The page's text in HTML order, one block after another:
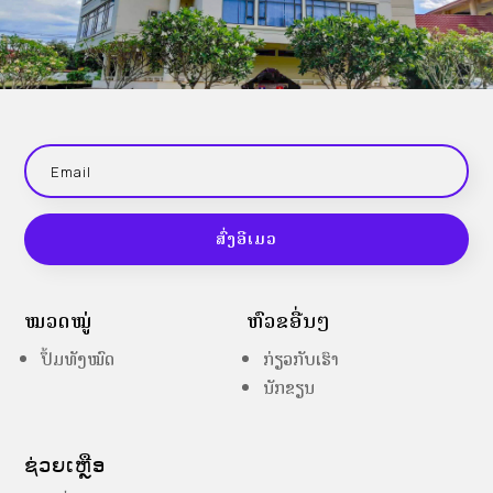
ສົ່ງອີເມວ
ໝວດໝູ່
ປຶ້ມທັງໝົດ
ຫົວຂໍ້ອື່ນໆ
ກ່ຽວກັບເຮົາ
ນັກຂຽນ
ຊ່ວຍເຫຼືອ